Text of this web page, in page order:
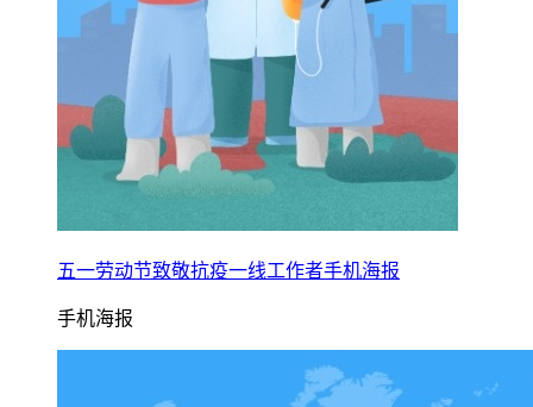
五一劳动节致敬抗疫一线工作者手机海报
手机海报